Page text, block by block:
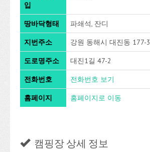
입
땅바닥형태 파쇄석, 잔디
지번주소 강원 동해시 대진동 177-3
도로명주소 대진1길 47-2
전화번호 전화번호 보기
홈페이지 홈페이지로 이동
캠핑장 상세 정보